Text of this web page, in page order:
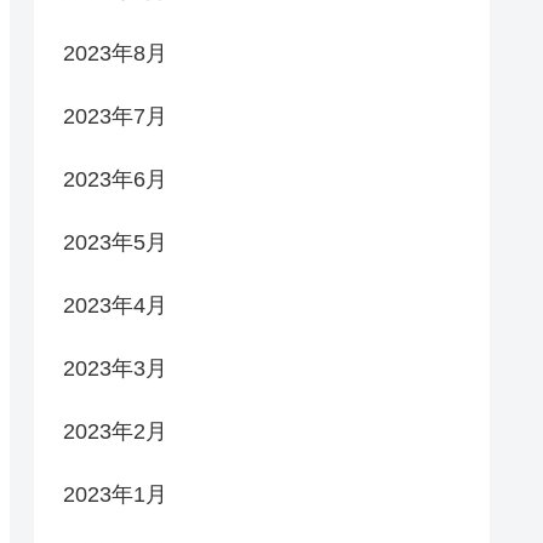
2023年8月
2023年7月
2023年6月
2023年5月
2023年4月
2023年3月
2023年2月
2023年1月